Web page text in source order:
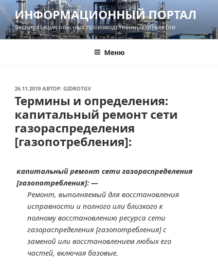
Перейти
содержимому
ИНФОРМАЦИОННЫЙ ПОРТАЛ
Эксплуатация опасных производственных объектов
Меню
ОПУБЛИКОВАНО
26.11.2019 АВТОР: GIDROTGV
Термины и определения:
капитальный ремонт сети
газораспределения
[газопотребления]:
капитальный ремонт сети газораспределения
[газопотребления]: —
Ремонт, выполняемый для восстановления
исправности и полного или близкого к
полному восстановлению ресурса сети
газораспределения [газопотребления] с
заменой или восстановлением любых его
частей, включая базовые.